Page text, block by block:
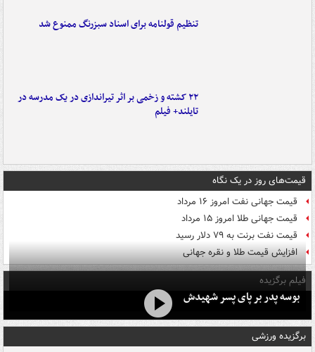
تنظیم قولنامه برای اسناد سبزرنگ ممنوع شد
۲۲ کشته و زخمی بر اثر تیراندازی در یک مدرسه در
تایلند+ فیلم
قیمت‌های روز در یک نگاه
قیمت جهانی نفت امروز ۱۶ مرداد
قیمت جهانی طلا امروز ۱۵ مرداد
قیمت نفت برنت به ۷۹ دلار رسید
افزایش قیمت طلا و نقره جهانی
فیلم برگزیده
بوسه‌ پدر بر پای پسر شهیدش
برگزیده ورزشی